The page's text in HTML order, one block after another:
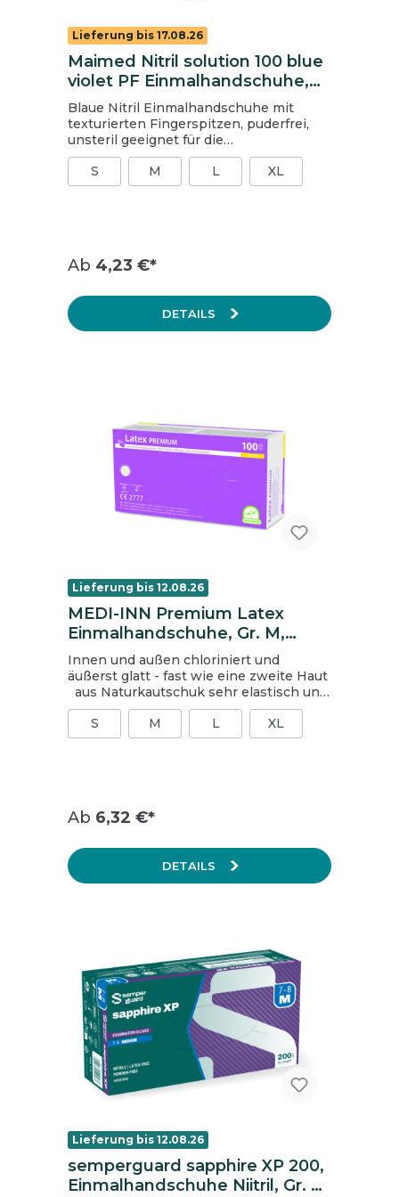
Lieferung bis 17.08.26
Maimed Nitril solution 100 blue
violet PF Einmalhandschuhe,
Gr. L, blau
Blaue Nitril Einmalhandschuhe mit
texturierten Fingerspitzen, puderfrei,
unsteril geeignet für die
Lebensmittelindustrie,
Pflegeeinrichtungen (ambulant und
stationär), den niedergelassenen
I Schutzhandschuhe persönliche
Informationen finden Sie im
Technischen Datenblatt.
S M L XL
Ab 4,23 €*
DETAILS
Lieferung bis 12.08.26
MEDI-INN Premium Latex
Einmalhandschuhe, Gr. M,
ungepudert, doppelt
chloriniert, weiß
Innen und außen chloriniert und
äußerst glatt - fast wie eine zweite Haut
reißfest puderfrei hoher Schutz leicht
anzuziehen sehr guter Tragekomfort
beidhändig verwendbar Medizinprodukt
Lebensmittelgeeignet
S M L XL
Ab 6,32 €*
DETAILS
Lieferung bis 12.08.26
semperguard sapphire XP 200,
Einmalhandschuhe Niitril, Gr. L,